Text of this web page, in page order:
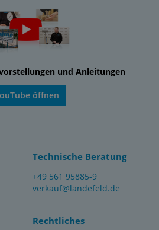
und Anleitungen
öffnen
Technische Beratung
+49 561 95885-9
verkauf@landefeld.de
Rechtliches